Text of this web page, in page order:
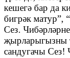
кешегә бар да
бигрәк матур”,
Сез.
җырларыгызны
сандугачы Сез!